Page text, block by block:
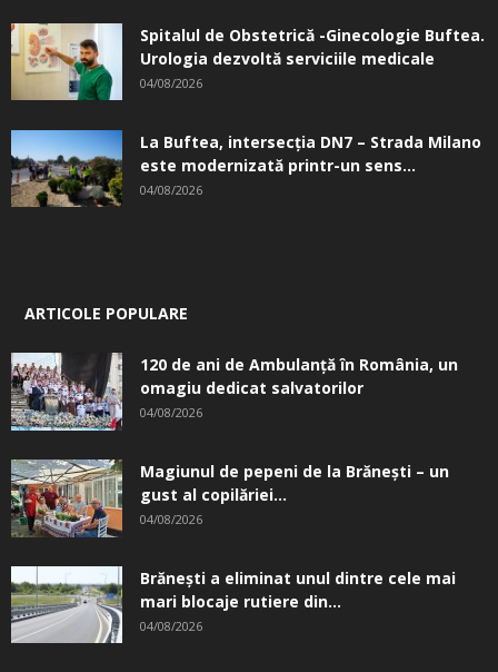
Spitalul de Obstetrică -Ginecologie Buftea.
Urologia dezvoltă serviciile medicale
04/08/2026
La Buftea, intersecţia DN7 – Strada Milano
este modernizată printr-un sens...
04/08/2026
ARTICOLE POPULARE
120 de ani de Ambulanță în România, un
omagiu dedicat salvatorilor
04/08/2026
Magiunul de pepeni de la Brăneşti – un
gust al copilăriei...
04/08/2026
Brănești a eliminat unul dintre cele mai
mari blocaje rutiere din...
04/08/2026